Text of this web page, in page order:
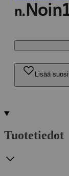
n. Noin
Lisää
Tuotetiedot